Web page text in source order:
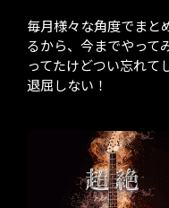
毎月様々な角度でまと
るから、今までやって
ってたけどつい忘れて
退屈しない！